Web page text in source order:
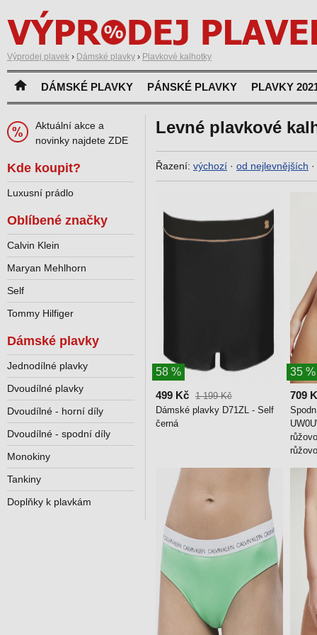
Výprodej plavek › Dámské plavky › Plavkové kalhotky
DÁMSKÉ PLAVKY PÁNSKÉ PLAVKY PLAVKY
Levné plavkové
Řazení: výchozí · od nejlevnějších ·
58 %
499 Kč 1 199 Kč
Dámské plavky D71ZL - Self
černá
35 %
709
Aktuální akce a
novinky najdete ZDE
Kde koupit?
Luxusní prádlo
Oblíbené značky
Calvin Klein
Maryan Mehlhorn
Self
Tommy Hilfiger
Dámské plavky
Jednodílné plavky
Dvoudílné plavky
Dvoudílné - horní díly
Dvoudílné - spodní díly
Monokiny
Tankiny
Doplňky k plavkám